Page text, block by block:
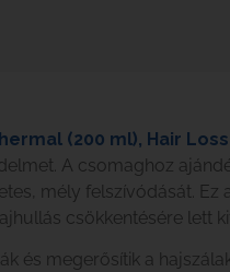
(200 ml), Hair
A csomaghoz
mély felszívódását. Ez
csökkentésére lett
és megerősítik a